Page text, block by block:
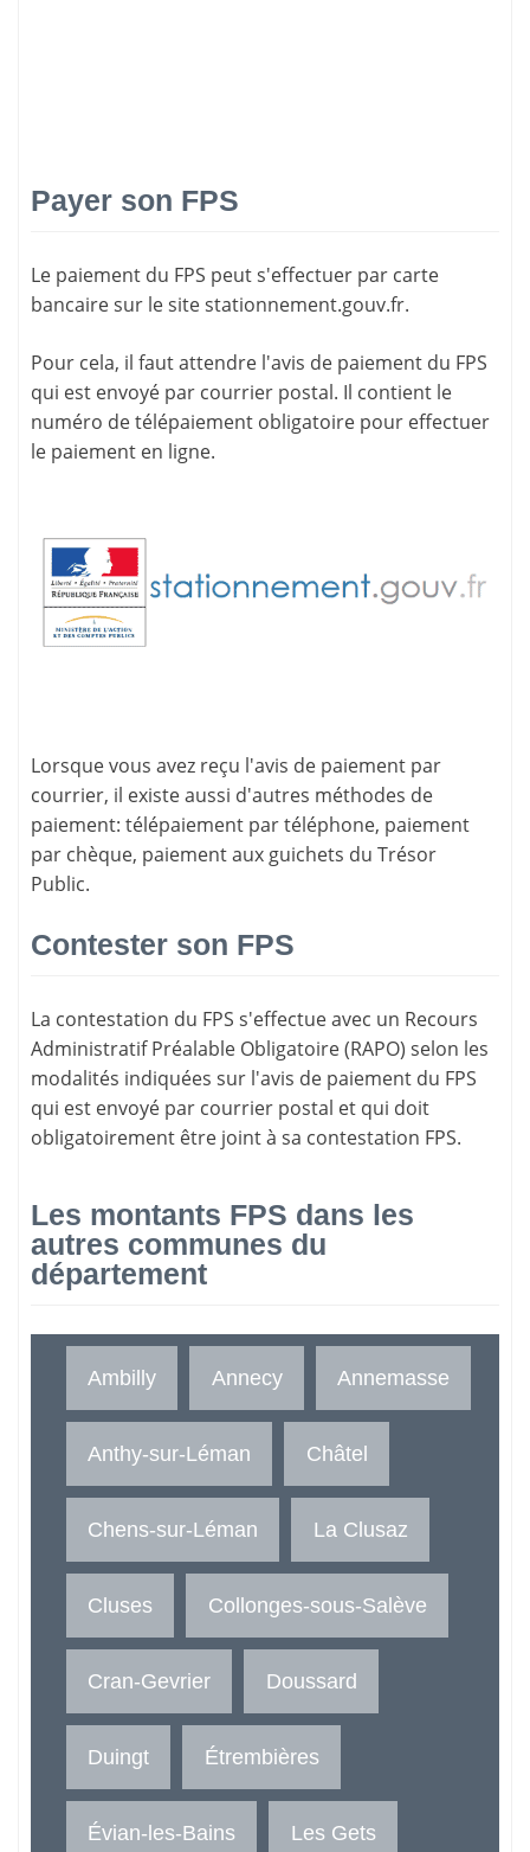
Payer son FPS
Le paiement du FPS peut s'effectuer par carte
bancaire sur le sitestationnement.gouv.fr.
Pour cela, il faut attendre l'avis de paiement du FPS
qui est envoyé par courrier postal. Il contient le
numéro de télépaiement obligatoire pour effectuer
le paiement en ligne.
Lorsque vous avez reçu l'avis de paiement par
courrier, il existe aussi d'autres méthodes de
paiement: télépaiement par téléphone, paiement
par chèque, paiement aux guichets du Trésor
Public.
Contester son FPS
La contestation du FPS s'effectue avec un Recours
Administratif Préalable Obligatoire (RAPO) selon les
modalités indiquées sur l'avis de paiement du FPS
qui est envoyé par courrier postal et qui doit
obligatoirement être joint à sa contestation FPS.
Les montants FPS dans les
autres communes du
département
Ambilly Annecy Annemasse
Anthy-sur-Léman Châtel
Chens-sur-Léman La Clusaz
Cluses Collonges-sous-Salève
Cran-Gevrier Doussard
Duingt Étrembières
Évian-les-Bains Les Gets